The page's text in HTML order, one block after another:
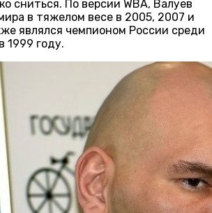
сниться. По версии WBA, Валуев
в тяжелом весе в 2005, 2007 и
являлся чемпионом России среди
1999 году.